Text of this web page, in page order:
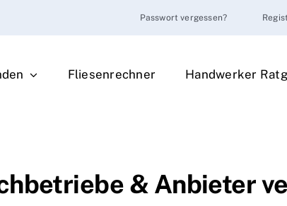
Passwort vergessen?
Fliesenrechner Handwerker
& Anbieter